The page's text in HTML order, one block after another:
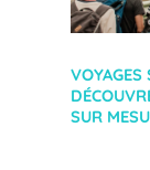
VOYAGES
SUR